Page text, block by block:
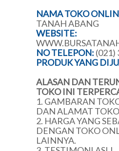
NAMA TOKO
TANAH ABANG
WEBSITE:
NO TELEPON: (021)
PRODUK YANG
ALASAN DAN
TOKO INI
1. GAMBARAN
DAN ALAMAT TOKO
2. HARGA YANG
DENGAN TOKO
LAINNYA.